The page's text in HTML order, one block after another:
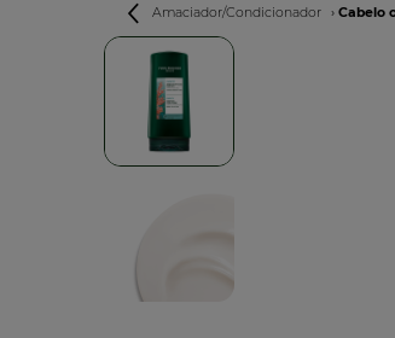
Navegação
estrutural
Amaciador/Condicionador Cabelo